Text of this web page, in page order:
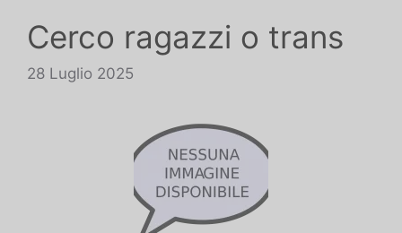
Cerco ragazzi o trans
28 Luglio 2025